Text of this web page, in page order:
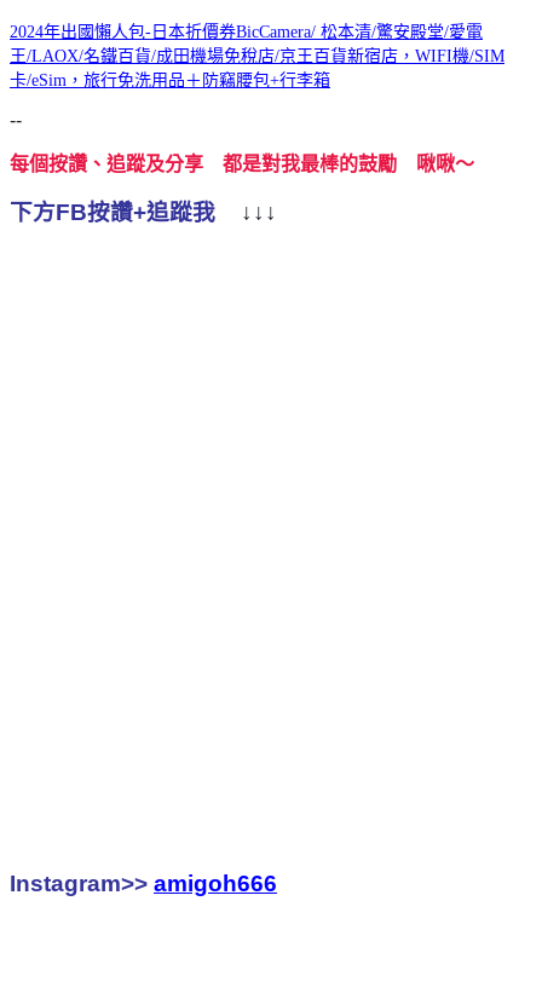
2024年出國懶人包-日本折價券BicCamera/ 松本清/驚安殿堂/愛電
王/LAOX/名鐵百貨/成田機場免稅店/京王百貨新宿店，WIFI機/SIM
卡/eSim，旅行免洗用品＋防竊腰包+行李箱
--
每個按讚、追蹤及分享 都是對我最棒的鼓勵 啾啾～
下方FB按讚+追蹤我 ↓↓↓
Instagram>> amigoh666